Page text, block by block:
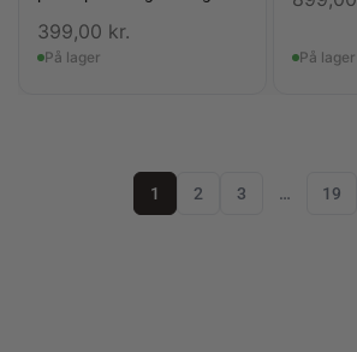
399,00 kr.
På lager På lager
1 2 3 … 19